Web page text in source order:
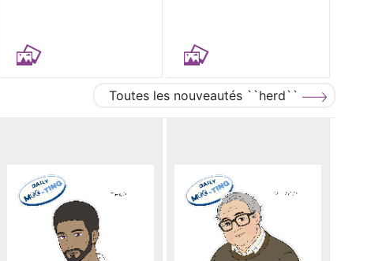
Toutes les nouveautés ``herd``